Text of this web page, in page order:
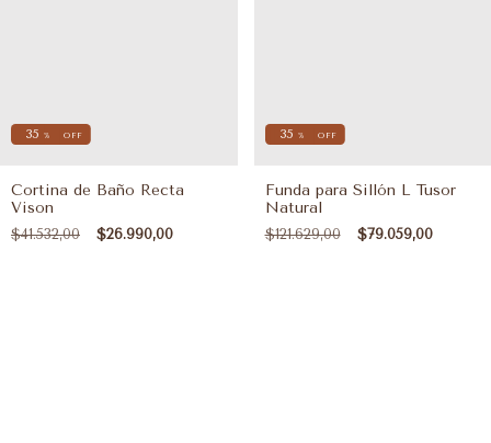
35 % OFF
Cortina de Baño Recta
Vison
$41.532,00 $26.990,00
35 % OFF
Funda para Sillón L Tusor
Natural
$121.629,00 $79.059,00